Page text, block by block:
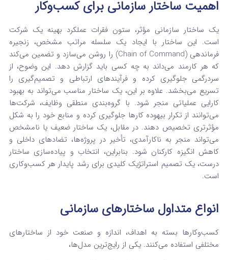
اهمیت ساختار سازمانی برای کسب‌وکار
یک ساختار سازمانی مؤثر، ستون فقرات عملکرد بهینه یک شرکت
است. این ساختار با ایجاد یک سلسله مراتب مشخص، زنجیره
فرماندهی (Chain of Command) را روشن می‌سازد و تضمین می‌کند
که هر کارمند می‌داند به چه کسی باید گزارش دهد. این وضوح، از
سردرگمی جلوگیری کرده و فرآیندهای ارتباطی و تصمیم‌گیری را
تسریع می‌بخشد. علاوه بر این، یک ساختار مناسب می‌تواند به بهبود
کارایی عملیاتی منجر شود. با گروه‌بندی منطقی وظایف، شرکت‌ها
می‌توانند از تکرار بیهوده کارها جلوگیری کرده و منابع خود را به شکل
مؤثرتری تخصیص دهند. در مقابل، یک ساختار ضعیف یا نامشخص
می‌تواند منجر به ناکارآمدی، تأخیر در پروژه‌ها، تضادهای داخلی و
کاهش انگیزه کارکنان شود. بنابراین، انتخاب و پیاده‌سازی ساختار
درست، یک تصمیم استراتژیک کلیدی برای رشد پایدار هر کسب‌وکاری
است.
انواع متداول ساختارهای سازمانی
کسب‌وکارها بسته به اهداف، اندازه و صنعت خود از ساختارهای
مختلفی استفاده می‌کنند. یکی از رایج‌ترین مدل‌ها،